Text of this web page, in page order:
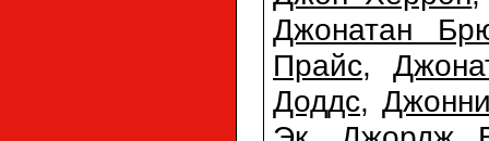
Джонатан
Прайс,
Доддс,